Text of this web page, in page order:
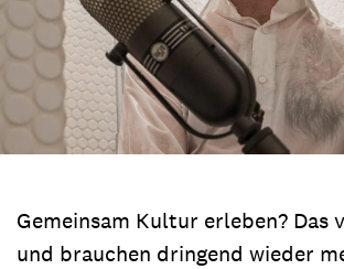
Gemeinsam Kultur erleben? Das
und brauchen dringend wieder